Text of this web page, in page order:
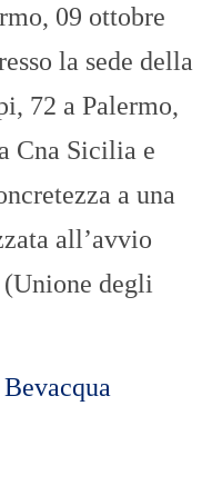
09 ottobre
la sede della
72 a Palermo,
Cna Sicilia e
a una
all’avvio
degli